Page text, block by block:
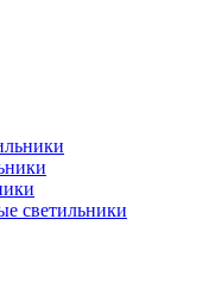
светильники